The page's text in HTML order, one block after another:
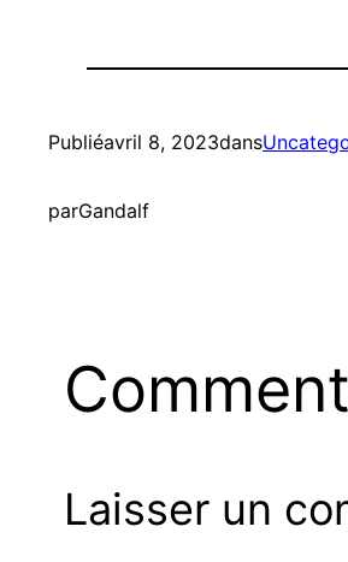
Publiéavril 8, 2023dans
parGandalf
Laisser un